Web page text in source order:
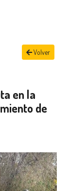
Volver
en la
de